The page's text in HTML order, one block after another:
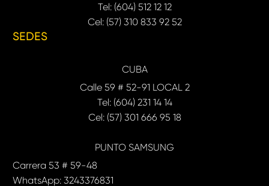
Tel: (604) 512 12 12
Cel: (57) 310 833 92 52
SEDES
CUBA
Calle 59 # 52-91 LOCAL 2
Tel: (604) 231 14 14
Cel: (57) 301 666 95 18
PUNTO SAMSUNG
Carrera 53 # 59-48
WhatsApp: 3243376831